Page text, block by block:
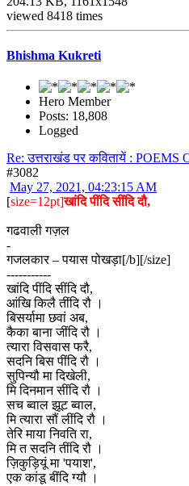
viewed 8418 times
Bhishma Kukreti
Hero Member
Posts: 18,808
Logged
Re: उत्तराखंड पर कवितायें :
#3082
May 27, 2021, 04:23:15 AM
[size=12pt]खांदि पींदि सींदि दौ,
गढवाली गज़ल
-
गजलकार – पयास पोखड़ा[/b][/size]
-----------
खांदि पींदि सींदि दौ,
आंखि किलै तींदि रौ ।
बिसर्यामा छवां अब,
कैका बाना जींदि रौ ।
त्यारा विसवास फरै,
सदनि बिस पींदि रौ ।
सुपिन्यौ मा दिखेली,
मि दिनमान सींदि रौ ।
सच ब्वाल झूट ब्वाल,
मि त्यारा सौं लींदि रौ ।
तेरि माया निवति रा,
मि त सदनि तींदि रौ ।
ज़िकुड़ियूं मा 'पयाश',
एक कांडू बींदि ग्यौ ।